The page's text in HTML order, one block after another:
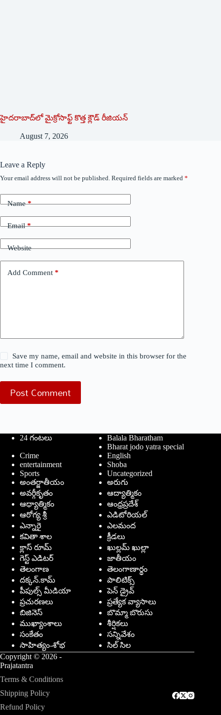
హైదరాబాద్‌లో మైక్రోసాఫ్ట్ ‌కొత్త క్లౌడ్‌ ‌రీజియన్‌
August 7, 2026
Leave a Reply
Your email address will not be published. Required fields are marked *
Name*
Email*
Website
Add Comment *
Save my name, email and website in this browser for the
next time I comment.
Post Comment
24 గంటలు
Balala Bharatham
Bharat jodo yatra special
Crime
English
entertainment
Shoba
Sports
Uncategorized
అంతర్జాతీయం
అరుగు
అవర్గీకృతం
ఆద్యాత్మికం
ఆధ్యాత్మికం
ఆంధ్రప్రదేశ్
ఆరోగ్య శ్రీ
ఎడిటోరియల్
ఎన్నారై
ఎలమంద
కవితా శాల
క్రీడలు
క్లాస్ రూమ్
ఖుల్లమ్ ఖుల్లా
గెస్ట్ ఎడిటర్
జాతీయం
తెలంగాణ
తెలంగాణార్థం
దక్కన్.కామ్
పాలిటిక్స్
పీపుల్స్ ‌మీడియా
పెన్ డ్రైవ్
ప్రచురణలు
ప్రత్యేక వ్యాసాలు
బిజినెస్
బొమ్మా బొరుసు
ముఖ్యాంశాలు
శీర్షికలు
సంకేతం
సన్నివేశం
సాహిత్యం-శోభ
సిల్ సిల
Copyright © 2026 -
Prajatantra
Terms & Conditions
Shipping Policy
Refund Policy